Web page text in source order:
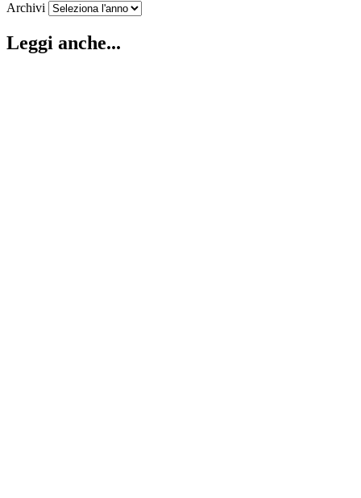
Archivi
Leggi anche...